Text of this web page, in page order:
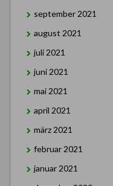
september 2021
august 2021
juli 2021
juni 2021
mai 2021
april 2021
märz 2021
februar 2021
januar 2021